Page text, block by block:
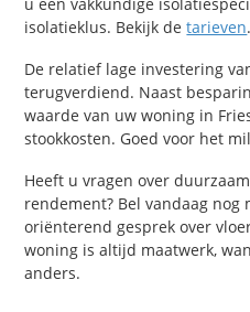
isolatieklus. Bekijk detarieven.
De relatief lage investering
terugverdiend. Naast
waarde van uw woning in
stookkosten. Goed voor het
Heeft u vragen over
rendement? Bel vandaag nog
oriënterend gesprek over
woning is altijd maatwerk,
anders.